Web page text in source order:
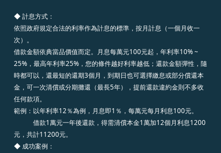
◆ 計息方式：
依照政府規定合法的利率作為計息的標準，按月計息（一個月收一
次）。
借款金額依典當品價值而定。月息每萬元100元起，年利率10% ~
25%，最高年利率25%，您的條件越好利率越低；還款金額彈性，隨
時都可以，還最短的還期3個月，到期日也可選擇繳息或部分償還本
金，可一次清償或分期攤還（最長5年），提前還款違約金則不多收
任何款項。
範例：以年利率12％為例，月息即1％，每萬元每月利息100元。
借款1萬元一年後還款，得需清償本金1萬加12個月利息1200
元，共計11200元。
◆ 成功案例：